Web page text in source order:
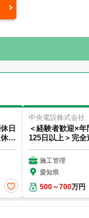
日
2
中央電設株式会社
＜経験者歓迎×年
125日以上＞完全
日制/賞与年3...
施工管理
愛知県
500～700万円